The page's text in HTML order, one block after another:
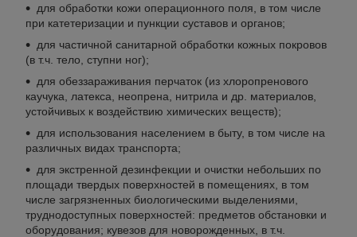
для обработки кожи операционного поля, в том числе
при катетеризации и пункции суставов и органов;
для частичной санитарной обработки кожных покровов
(в т.ч. тело, ступни ног);
для обеззараживания перчаток (из хлоропренового
каучука, латекса, неопрена, нитрила и др. материалов,
устойчивых к воздействию химических веществ);
для использования населением в быту, в том числе на
различных видах транспорта;
для экстренной дезинфекции и очистки небольших по
площади твердых поверхностей в помещениях, в том
числе загрязненных биологическими выделениями,
труднодоступных поверхностей: предметов обстановки и
оборудования; кувезов для новорожденных, в т.ч.